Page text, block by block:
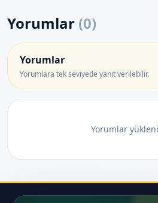
Yorumlar (0)
Yorumlar
Yorumlara tek seviyede yanıt verilebilir.
Yorumlar